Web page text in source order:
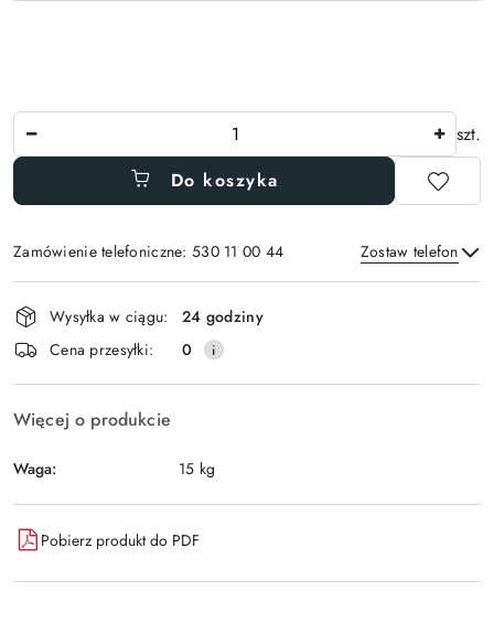
szt.
Do koszyka
Zamówienie telefoniczne: 530 11 00 44 Zostaw telefon
Wyślij
Dostępność
i
dostawa
Wysyłka w ciągu:
24 godziny
Cena przesyłki:
0
Więcej o produkcie
Waga: 15 kg
Pobierz produkt do PDF